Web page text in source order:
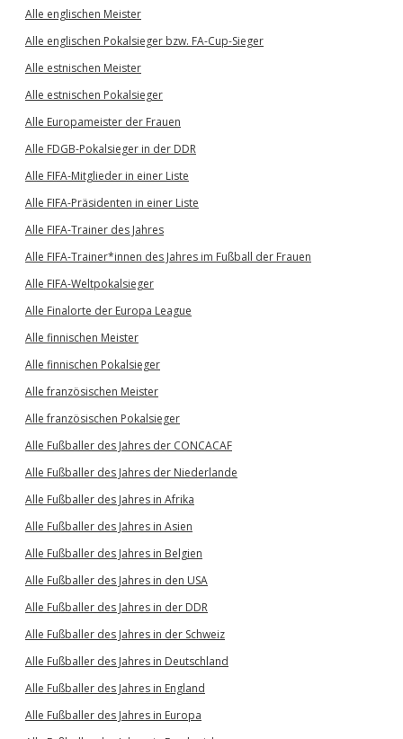
Alle englischen Meister
Alle englischen Pokalsieger bzw. FA-Cup-Sieger
Alle estnischen Meister
Alle estnischen Pokalsieger
Alle Europameister der Frauen
Alle FDGB-Pokalsieger in der DDR
Alle FIFA-Mitglieder in einer Liste
Alle FIFA-Präsidenten in einer Liste
Alle FIFA-Trainer des Jahres
Alle FIFA-Trainer*innen des Jahres im Fußball der Frauen
Alle FIFA-Weltpokalsieger
Alle Finalorte der Europa League
Alle finnischen Meister
Alle finnischen Pokalsieger
Alle französischen Meister
Alle französischen Pokalsieger
Alle Fußballer des Jahres der CONCACAF
Alle Fußballer des Jahres der Niederlande
Alle Fußballer des Jahres in Afrika
Alle Fußballer des Jahres in Asien
Alle Fußballer des Jahres in Belgien
Alle Fußballer des Jahres in den USA
Alle Fußballer des Jahres in der DDR
Alle Fußballer des Jahres in der Schweiz
Alle Fußballer des Jahres in Deutschland
Alle Fußballer des Jahres in England
Alle Fußballer des Jahres in Europa